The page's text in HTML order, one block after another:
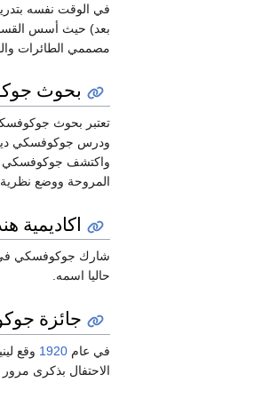
في الوقت نفسه
بعد) حيث أسس القسم
مصممي الطائرات
بحوث
تعتبر بحوث
ودرس جوكوفسكي
المروحة ووضع نظرية
اكاديمية
شارك جوكوفسكي في
حاليا اسمه.
جائزة
في عام 1920 وقع
الاحتفال بذكرى مرور 50 عاما على نشاط جوكوفسكي العلمي بصفته ابا للطيران الروسي.